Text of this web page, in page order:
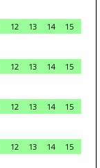
12 13 14
15
12 13 14
15
12 13 14
15
12 13 14
15